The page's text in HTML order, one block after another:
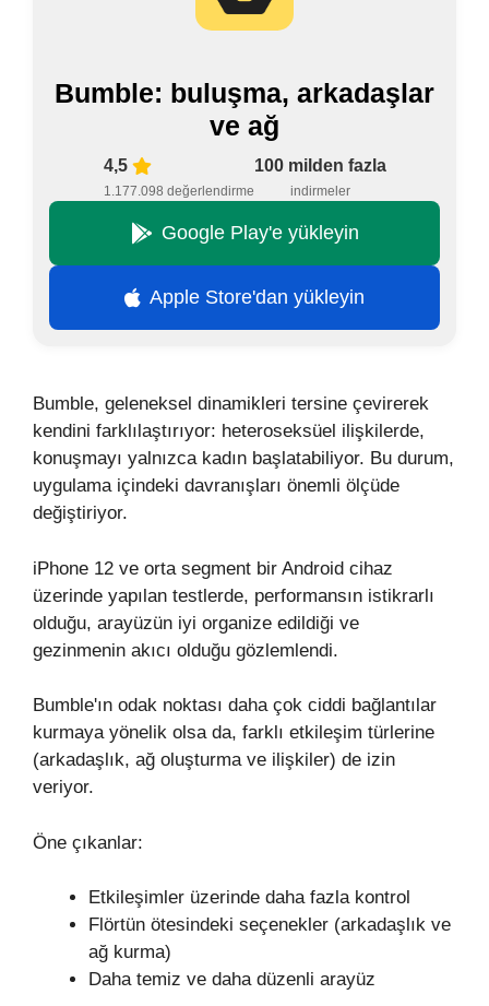
Bumble: buluşma, arkadaşlar
ve ağ
4,5
1.177.098 değerlendirme
100 milden fazla
indirmeler
Google Play'e yükleyin
Apple Store'dan yükleyin
Bumble, geleneksel dinamikleri tersine çevirerek
kendini farklılaştırıyor: heteroseksüel ilişkilerde,
konuşmayı yalnızca kadın başlatabiliyor. Bu durum,
uygulama içindeki davranışları önemli ölçüde
değiştiriyor.
iPhone 12 ve orta segment bir Android cihaz
üzerinde yapılan testlerde, performansın istikrarlı
olduğu, arayüzün iyi organize edildiği ve
gezinmenin akıcı olduğu gözlemlendi.
Bumble'ın odak noktası daha çok ciddi bağlantılar
kurmaya yönelik olsa da, farklı etkileşim türlerine
(arkadaşlık, ağ oluşturma ve ilişkiler) de izin
veriyor.
Öne çıkanlar:
Etkileşimler üzerinde daha fazla kontrol
Flörtün ötesindeki seçenekler (arkadaşlık ve
ağ kurma)
Daha temiz ve daha düzenli arayüz